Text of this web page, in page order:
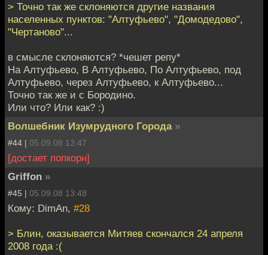
> Точно так же склоняются другие названия
населенных пунктов: "Алтуфьево", "Домодедово",
"Чертаново"...
в смысле склоняются? *чешет репу*
На Алтуфьево, В Алтуфьево, По Алтуфьево, под
Алтуфьево, через Алтуфьево, к Алтуфьево...
Точно так же и с Бородино.
Или что? Или как? :)
Волшебник Изумрудного Города »
#44 | 05.09.08 13:47
[достает попкорн]
Griffon »
#45 | 05.09.08 13:48
Кому: DimAn, #28
> Блин, оказывается Митяев скончался 24 апреля
2008 года :(